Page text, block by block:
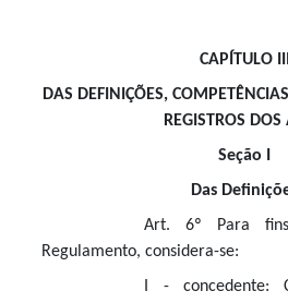
CAPÍTULO III
DAS DEFINIÇÕES,
REGISTROS DOS
Seção I
Das
Art. 6º Para
Regulamento, considera-se:
I - concedente: